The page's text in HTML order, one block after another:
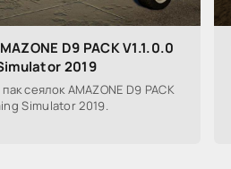
D9 PACK V1.1.0.0
2019
сеялок AMAZONE D9 PACK
Simulator 2019.